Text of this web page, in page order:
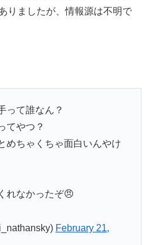
りましたが、情報源は不明で
って誰なん？
てやつ？
めちゃくちゃ面白いんやけ
れなかったぞ😠
February 21,